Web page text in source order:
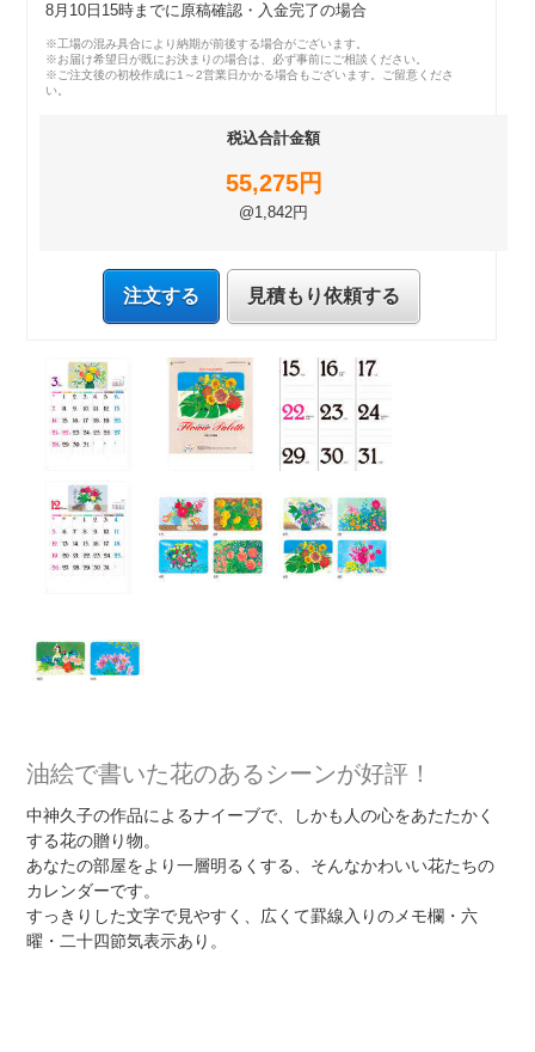
8月10日15時までに原稿確認・入金完了の場合
※工場の混み具合により納期が前後する場合がございます。
※お届け希望日が既にお決まりの場合は、必ず事前にご相談ください。
※ご注文後の初校作成に1～2営業日かかる場合もございます。ご留意くださ
い。
税込合計金額
55,275円
@1,842円
注文する 見積もり依頼する
油絵で書いた花のあるシーンが好評！
中神久子の作品によるナイーブで、しかも人の心をあたたかく
する花の贈り物。
あなたの部屋をより一層明るくする、そんなかわいい花たちの
カレンダーです。
すっきりした文字で見やすく、広くて罫線入りのメモ欄・六
曜・二十四節気表示あり。